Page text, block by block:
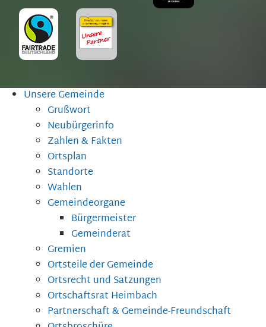
Unsere Gemeinde
Grußwort
Neubürgerinfo
Zahlen & Fakten
Ortsplan
Standorte
Wahlen
Gemeindeorgane
Bürgermeister
Gemeinderat
Gremien
Ortsteile der Gemeinde
Ortsrecht und Satzungen
Ortschaftsrat Heimbach
Partnerschaft & Gemeinde-Freundschaft